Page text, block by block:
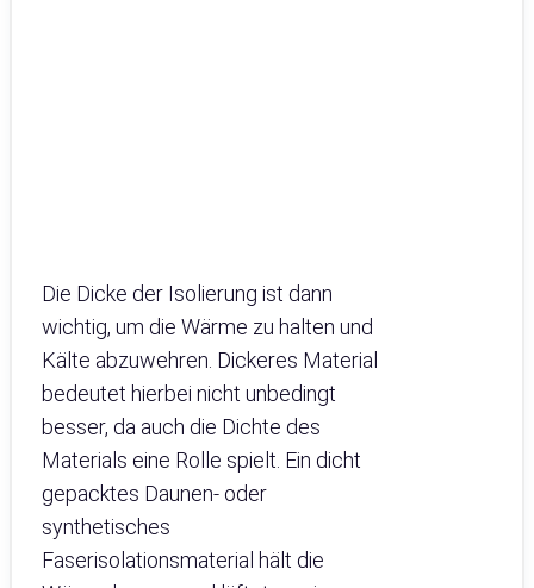
Die Dicke der Isolierung ist dann
wichtig, um die Wärme zu halten und
Kälte abzuwehren. Dickeres Material
bedeutet hierbei nicht unbedingt
besser, da auch die Dichte des
Materials eine Rolle spielt. Ein dicht
gepacktes Daunen- oder
synthetisches
Faserisolationsmaterial hält die